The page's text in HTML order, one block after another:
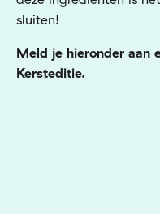
sluiten!
Meld je hieronder aan
Kersteditie.